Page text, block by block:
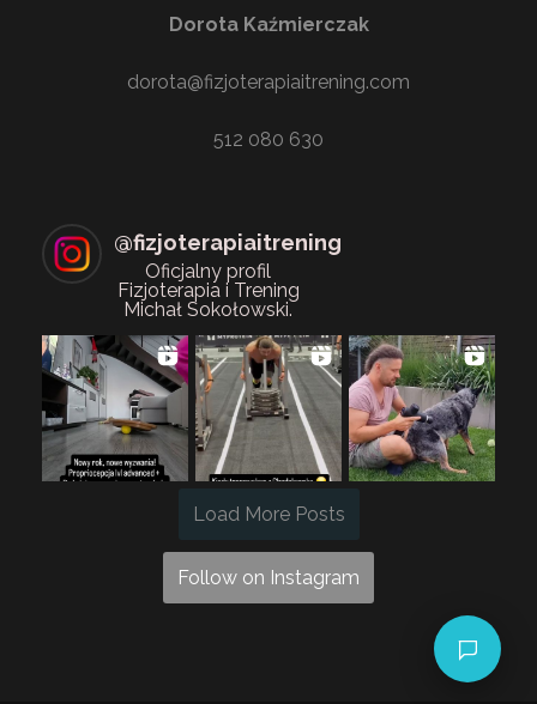
Dorota Kaźmierczak
dorota@fizjoterapiaitrening.com
512 080 630
@fizjoterapiaitrening
Oficjalny profil
Fizjoterapia i Trening
Michał Sokołowski.
Load More Posts
Follow on Instagram